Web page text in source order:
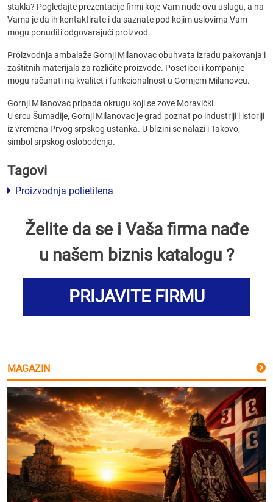
stakla? Pogledajte prezentacije firmi koje Vam nude ovu uslugu, a na
Vama je da ih kontaktirate i da saznate pod kojim uslovima Vam
mogu ponuditi odgovarajući proizvod.
Proizvodnja ambalaže Gornji Milanovac obuhvata izradu pakovanja i
zaštitnih materijala za različite proizvode. Posetioci i kompanije
mogu računati na kvalitet i funkcionalnost u Gornjem Milanovcu.
Gornji Milanovac pripada okrugu koji se zove Moravički.
U srcu Šumadije, Gornji Milanovac je grad poznat po industriji i istoriji
iz vremena Prvog srpskog ustanka. U blizini se nalazi i Takovo,
simbol srpskog oslobođenja.
Tagovi
Proizvodnja polietilena
Želite da se i Vaša firma nađe
u našem biznis katalogu ?
PRIJAVITE FIRMU
MAGAZIN